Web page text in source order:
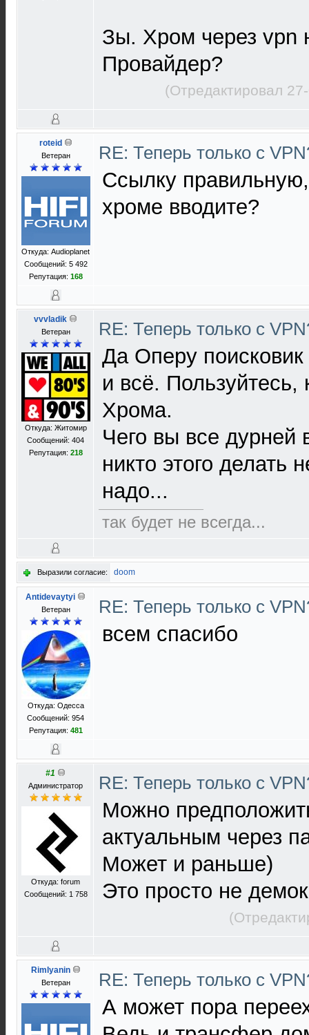
Зы. Хром через vpn
Провайдер?
(Отредактировал
roteid
Ветеран
Откуда: Audioplanet
Сообщений: 5 492
Репутация: 168
RE: Теперь только с
Ссылку
хроме вводите?
vvvladik
Ветеран
Откуда: Житомир
Сообщений: 404
Репутация: 218
RE: Теперь только с
Да Оперу
и всё. Пользуйтесь,
Хрома.
Чего вы все дурней
никто этого делать
надо...
так будет не всегда...
Выразили согласие: doom
Antidevaytyi
Ветеран
Откуда: Одесса
Сообщений: 954
Репутация: 481
RE: Теперь только с
всем спасибо
#1
Администратор
Откуда: forum
Сообщений: 1 758
RE: Теперь только с
Можно
актуальным через
Может и раньше)
Это просто не
Rimlyanin
Ветеран RE: Теперь только с
А может пора